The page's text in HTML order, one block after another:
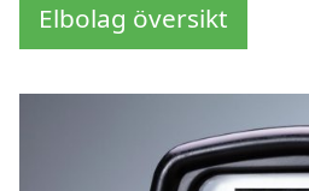
Elbolag översikt